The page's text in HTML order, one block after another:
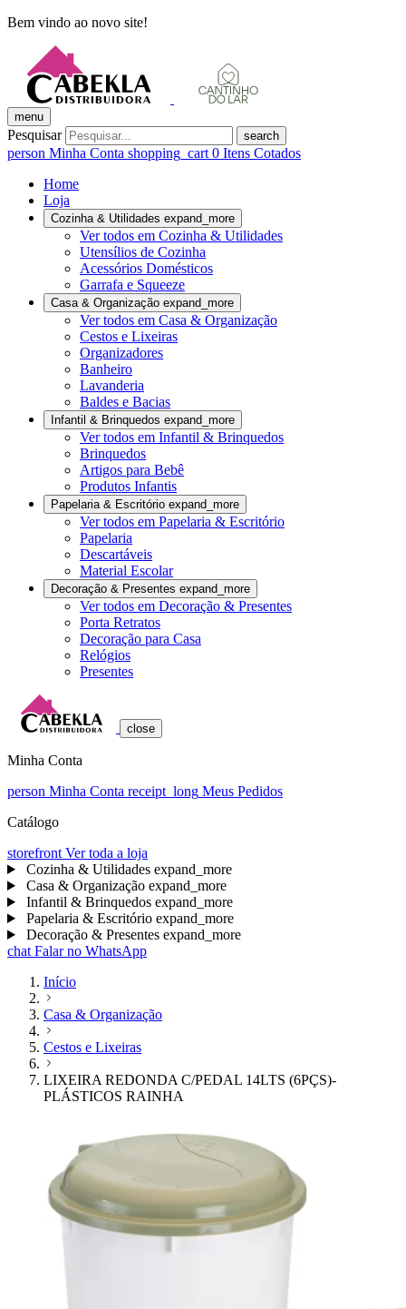
Bem vindo ao novo site!
menu
Pesquisar search
person Minha Conta shopping_cart 0 Itens Cotados
Home
Loja
Cozinha & Utilidades expand_more
Ver todos em Cozinha & Utilidades
Utensílios de Cozinha
Acessórios Domésticos
Garrafa e Squeeze
Casa & Organização expand_more
Ver todos em Casa & Organização
Cestos e Lixeiras
Organizadores
Banheiro
Lavanderia
Baldes e Bacias
Infantil & Brinquedos expand_more
Ver todos em Infantil & Brinquedos
Brinquedos
Artigos para Bebê
Produtos Infantis
Papelaria & Escritório expand_more
Ver todos em Papelaria & Escritório
Papelaria
Descartáveis
Material Escolar
Decoração & Presentes expand_more
Ver todos em Decoração & Presentes
Porta Retratos
Decoração para Casa
Relógios
Presentes
close
Minha Conta
person Minha Conta receipt_long Meus Pedidos
Catálogo
storefront Ver toda a loja
Cozinha & Utilidades expand_more
Casa & Organização expand_more
Infantil & Brinquedos expand_more
Papelaria & Escritório expand_more
Decoração & Presentes expand_more
chat Falar no WhatsApp
Início
Casa & Organização
Cestos e Lixeiras
LIXEIRA REDONDA C/PEDAL 14LTS (6PÇS)-
PLÁSTICOS RAINHA